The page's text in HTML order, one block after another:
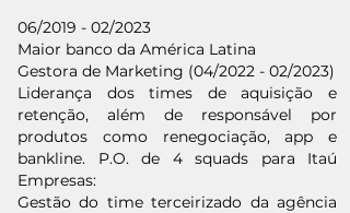
06/2019 - 02/2023
Maior banco da América Latina
Gestora de Marketing (04/2022 - 02/2023)
Liderança dos times de aquisição e
retenção, além de responsável por
produtos como renegociação, app e
bankline. P.O. de 4 squads para Itaú
Empresas:
Gestão do time terceirizado da agência